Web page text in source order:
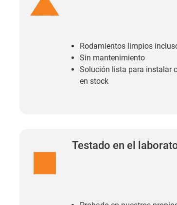
Rodamientos limpios
Sin mantenimiento
Solución lista para instalar
en stock
Testado en el